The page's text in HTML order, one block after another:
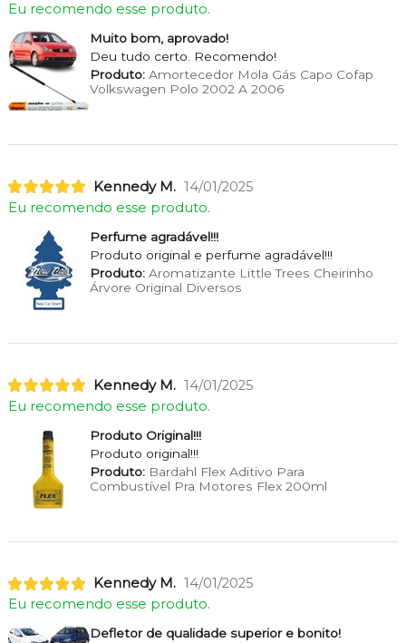
Eu recomendo esse produto.
Muito bom, aprovado!
Deu tudo certo. Recomendo!
Produto:Amortecedor Mola Gás Capo Cofap
Volkswagen Polo 2002 A 2006
Kennedy M. 14/01/2025
Eu recomendo esse produto.
Perfume agradável!!!
Produto original e perfume agradável!!!
Produto:Aromatizante Little Trees Cheirinho
Árvore Original Diversos
Kennedy M. 14/01/2025
Eu recomendo esse produto.
Produto Original!!!
Produto original!!!
Produto:Bardahl Flex Aditivo Para
Combustível Pra Motores Flex 200ml
Kennedy M. 14/01/2025
Eu recomendo esse produto.
Defletor de qualidade superior e bonito!